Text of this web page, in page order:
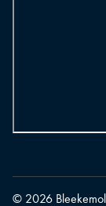
© 2026